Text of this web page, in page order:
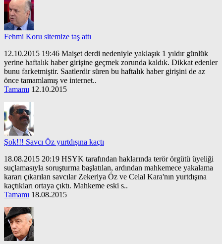
Fehmi Koru sitemize taş attı
12.10.2015 19:46 Maişet derdi nedeniyle yaklaşık 1 yıldır günlük
yerine haftalık haber girişine geçmek zorunda kaldık. Dikkat edenler
bunu farketmiştir. Saatlerdir süren bu haftalık haber girişini de az
önce tamamlamış ve internet..
Tamamı 12.10.2015
Şok!!! Savcı Öz yurtdışına kaçtı
18.08.2015 20:19 HSYK tarafından haklarında terör örgütü üyeliği
suçlamasıyla soruşturma başlatılan, ardından mahkemece yakalama
kararı çıkarılan savcılar Zekeriya Öz ve Celal Kara'nın yurtdışına
kaçtıkları ortaya çıktı. Mahkeme eski s..
Tamamı 18.08.2015